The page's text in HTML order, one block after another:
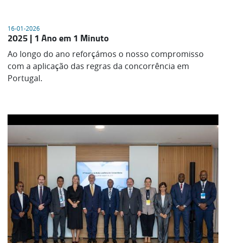
16-01-2026
2025 | 1 Ano em 1 Minuto
Ao longo do ano reforçámos o nosso compromisso
com a aplicação das regras da concorrência em
Portugal.